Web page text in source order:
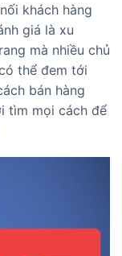
khách hàng
giá là xu
mà nhiều chủ
thể đem tới
bán hàng
tìm mọi cách để